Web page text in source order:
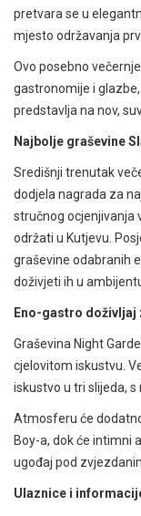
pretvara se u
mjesto održavanja
Ovo posebno
gastronomije i
predstavlja na nov,
Najbolje graševine
Središnji trenutak
dodjela nagrada za
stručnog ocjenjivanja
održati u Kutjevu.
graševine odabranih
doživjeti ih u
Eno-gastro doživljaj
Graševina Night
cjelovitom iskustvu.
iskustvo u tri slijeda, s
Atmosferu će
Boy-a, dok će intimni
ugođaj pod
Ulaznice i